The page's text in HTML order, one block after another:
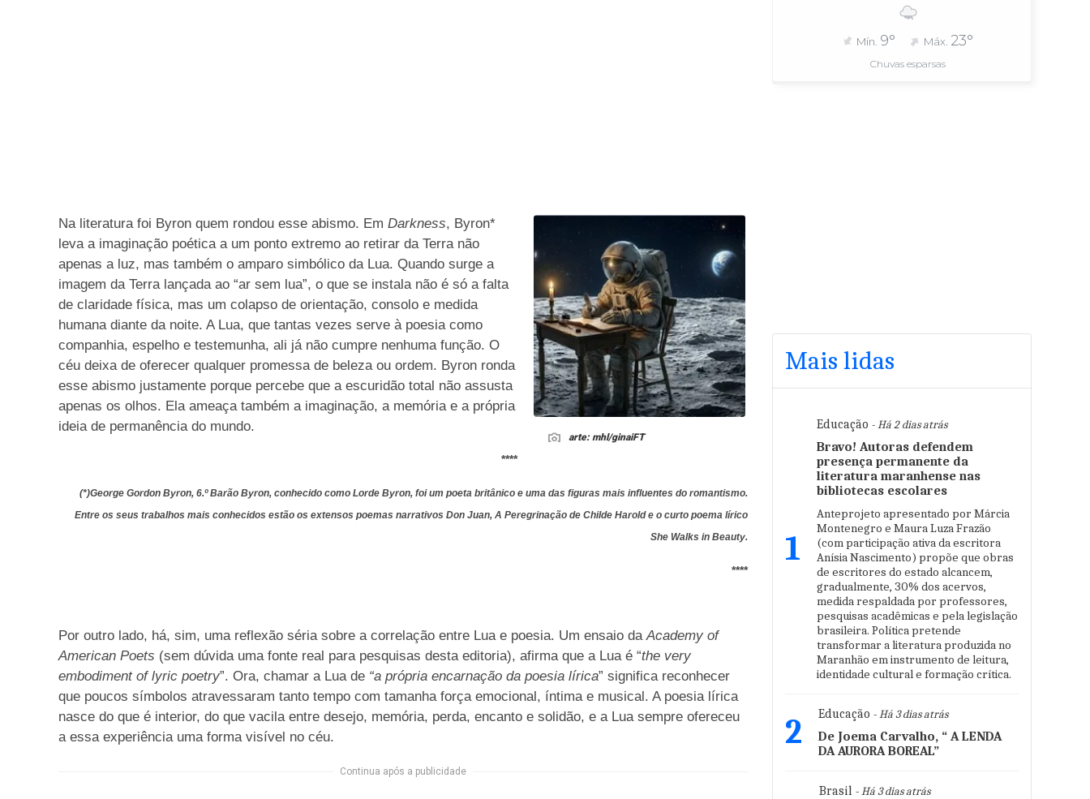
arte: mhl/ginaiFT
Na literatura foi Byron quem rondou esse abismo. Em Darkness, Byron*
leva a imaginação poética a um ponto extremo ao retirar da Terra não
apenas a luz, mas também o amparo simbólico da Lua. Quando surge a
imagem da Terra lançada ao “ar sem lua”, o que se instala não é só a falta
de claridade física, mas um colapso de orientação, consolo e medida
humana diante da noite. A Lua, que tantas vezes serve à poesia como
companhia, espelho e testemunha, ali já não cumpre nenhuma função. O
céu deixa de oferecer qualquer promessa de beleza ou ordem. Byron ronda
esse abismo justamente porque percebe que a escuridão total não assusta
apenas os olhos. Ela ameaça também a imaginação, a memória e a própria
ideia de permanência do mundo.
****
(*)George Gordon Byron, 6.º Barão Byron, conhecido como Lorde Byron, foi um poeta britânico e uma das figuras mais influentes do romantismo.
Entre os seus trabalhos mais conhecidos estão os extensos poemas narrativos Don Juan, A Peregrinação de Childe Harold e o curto poema lírico
She Walks in Beauty.
****
Por outro lado, há, sim, uma reflexão séria sobre a correlação entre Lua e poesia. Um ensaio da Academy of
American Poets (sem dúvida uma fonte real para pesquisas desta editoria), afirma que a Lua é “the very
embodiment of lyric poetry”. Ora, chamar a Lua de “a própria encarnação da poesia lírica” significa reconhecer
que poucos símbolos atravessaram tanto tempo com tamanha força emocional, íntima e musical. A poesia lírica
nasce do que é interior, do que vacila entre desejo, memória, perda, encanto e solidão, e a Lua sempre ofereceu
a essa experiência uma forma visível no céu.
Continua após a publicidade
Mín. 9° Máx. 23°
Chuvas esparsas
Mais lidas
1
Educação - Há 2 dias atrás
Bravo! Autoras defendem
presença permanente da
literatura maranhense nas
bibliotecas escolares
Anteprojeto apresentado por Márcia
Montenegro e Maura Luza Frazão
(com participação ativa da escritora
Anísia Nascimento) propõe que obras
de escritores do estado alcancem,
gradualmente, 30% dos acervos,
medida respaldada por professores,
pesquisas acadêmicas e pela legislação
brasileira. Política pretende
transformar a literatura produzida no
Maranhão em instrumento de leitura,
identidade cultural e formação crítica.
2 Educação - Há 3 dias atrás
De Joema Carvalho, “ A LENDA
DA AURORA BOREAL”
Brasil - Há 3 dias atrás